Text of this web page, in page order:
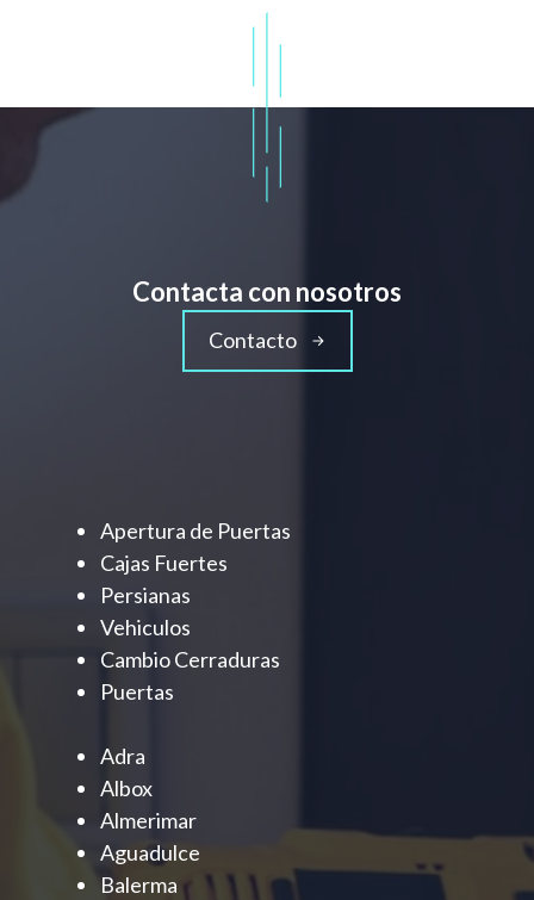
Contacta con nosotros
Contacto
Apertura de Puertas
Cajas Fuertes
Persianas
Vehiculos
Cambio Cerraduras
Puertas
Adra
Albox
Almerimar
Aguadulce
Balerma